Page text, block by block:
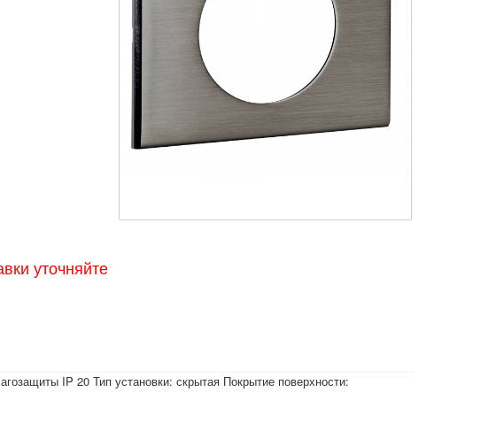
уточняйте
IP 20 Тип установки: скрытая Покрытие поверхности: